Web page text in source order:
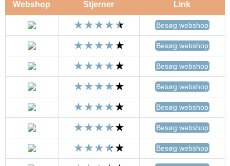
Webshop Stjerner Link
Besøg webshop
Besøg webshop
Besøg webshop
Besøg webshop
Besøg webshop
Besøg webshop
Besøg webshop